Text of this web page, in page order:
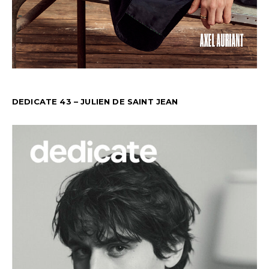
DEDICATE 43 – JULIEN DE SAINT JEAN